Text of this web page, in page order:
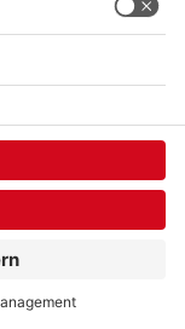
a function
assets/
assets/
assets/
assets/
assets/
assets/
assets/
assets/
assets/